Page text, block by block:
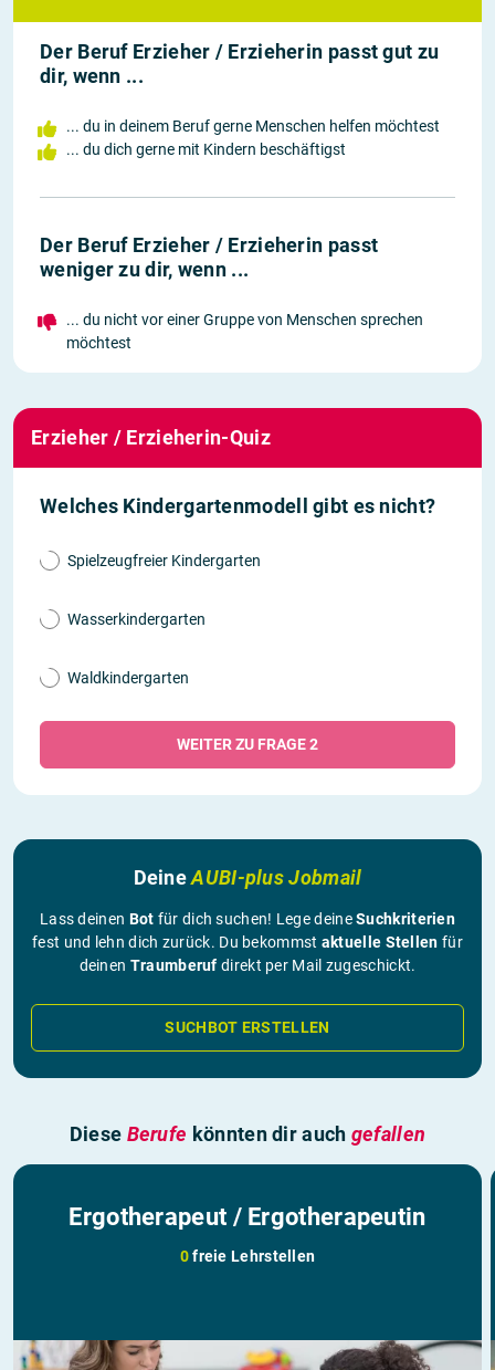
Der Beruf Erzieher / Erzieherin passt gut zu
dir, wenn ...
... du in deinem Beruf gerne Menschen helfen möchtest
... du dich gerne mit Kindern beschäftigst
Der Beruf Erzieher / Erzieherin passt
weniger zu dir, wenn ...
... du nicht vor einer Gruppe von Menschen sprechen
möchtest
Erzieher / Erzieherin-Quiz
Welches Kindergartenmodell gibt es nicht?
Spielzeugfreier Kindergarten
Wasserkindergarten
Waldkindergarten
WEITER ZU FRAGE 2
DeineAUBI-plus Jobmail
Lass deinen Bot für dich suchen! Lege deineSuchkriterien
fest und lehn dich zurück. Du bekommst aktuelle Stellen für
deinen Traumberuf direkt per Mail zugeschickt.
SUCHBOT ERSTELLEN
Diese Berufe könnten dir auch gefallen
Ergotherapeut / Ergotherapeutin
0freie Lehrstellen